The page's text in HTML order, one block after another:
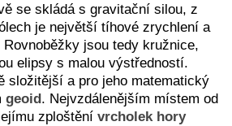
se skládá s gravitační silou, z
je největší tíhové zrychlení a
jsou tedy kružnice,
elipsy s malou výstředností.
složitější a pro jeho matematický
geoid. Nejvzdálenějším místem od
zploštění vrcholek hory